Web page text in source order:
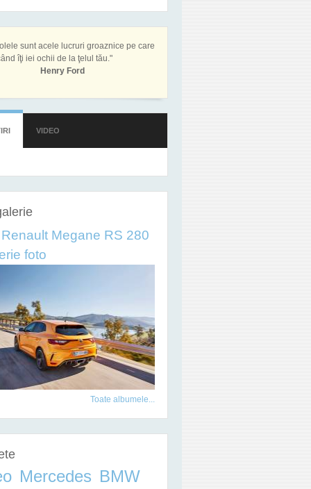
PE PRIMUL TRIMESTRU DIN 2021
sunt acele lucruri groaznice pe care
îţi iei ochii de la ţelul tău."
Henry Ford
(TAB ACTIV)
VIDEO
Megane RS 280
foto
Toate albumele...
Mercedes BMW